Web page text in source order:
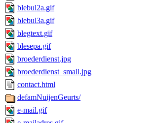
blebul2a.gif
blebul3a.gif
blegtext.gif
blesepa.gif
broederdienst.jpg
broederdienst_small.jpg
contact.html
defamNuijenGeurts/
e-mail.gif